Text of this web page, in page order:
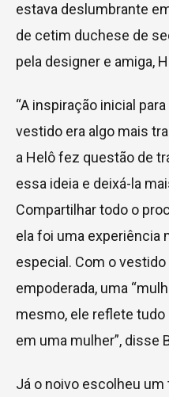
estava deslumbrante
de cetim duchese de
pela designer e amiga,
“A inspiração inicial
vestido era algo mais
a Helô fez questão de
essa ideia e deixá-la
Compartilhar todo o
ela foi uma experiência
especial. Com o
empoderada, uma
mesmo, ele reflete tudo
em uma mulher”, disse
Já o noivo escolheu um